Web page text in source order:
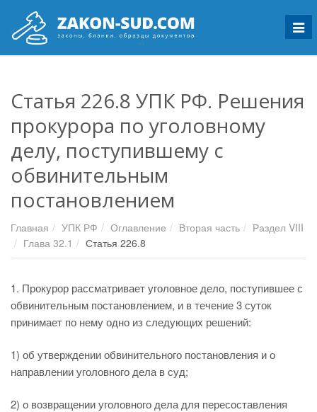
Статья 226.8 УПК РФ. Решения
прокурора по уголовному
делу, поступившему с
обвинительным
постановлением
Главная УПК РФ Оглавление Вторая часть
Раздел VIII
Глава 32.1
Статья 226.8
1. Прокурор рассматривает уголовное дело, поступившее с
обвинительным постановлением, и в течение 3 суток
принимает по нему одно из следующих решений:
1) об утверждении обвинительного постановления и о
направлении уголовного дела в суд;
2) о возвращении уголовного дела для пересоставления